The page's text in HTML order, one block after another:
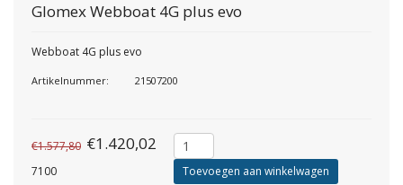
GlomexWebboat 4G plus evo
Webboat 4G plus evo
Artikelnummer: 21507200
€1.577,80 €1.420,02
7100 Toevoegen aan winkelwagen